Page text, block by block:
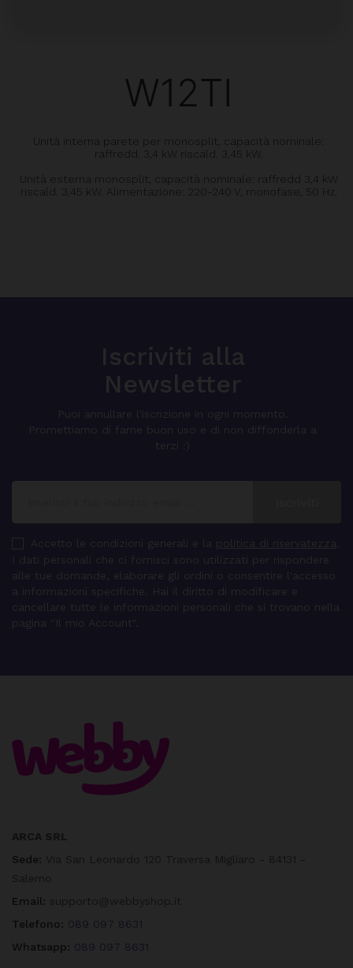
W12TI
Unità interna parete per monosplit, capacità nominale:
raffredd. 3,4 kW riscald. 3,45 kW.
Unità esterna monosplit, capacità nominale: raffredd 3,4 kW
riscald. 3,45 kW. Alimentazione: 220-240 V, monofase, 50 Hz.
Iscriviti alla
Newsletter
Puoi annullare l'iscrizione in ogni momento.
Promettiamo di farne buon uso e di non diffonderla a
terzi :)
Accetto le condizioni generali e la politica di riservatezza
I dati personali che ci fornisci sono utilizzati per rispondere
alle tue domande, elaborare gli ordini o consentire l'accesso
a informazioni specifiche. Hai il diritto di modificare e
cancellare tutte le informazioni personali che si trovano nella
pagina "Il mio Account".
Sede:
Email:
Telefono: 089 097 8631
Whatsapp: 089 097 8631